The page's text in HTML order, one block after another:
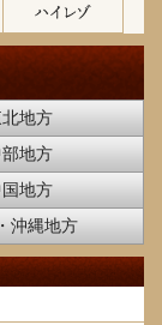
地方
地方
地方
沖縄地方